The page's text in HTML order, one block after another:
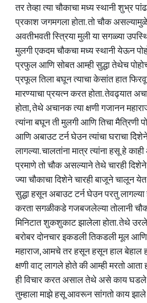
तर तेव्हा त्या चौकाचा मध्य स्थानी शुभ्र
प्रकाश जगमगला होता. तो चौक
अवतीभवती स्त्रिया मुली या सगळ्या
मुलगी एकदम चौकचा मध्य स्थानी येऊन
प्रफुल आणि सोबत आम्ही सुद्धा तेथेच
प्रफूल तिला बघून त्याचा केसांत हात
मारण्याचा प्रयत्न करत होता. तेवढ्यात
होता, तेथे अचानक त्या क्षणी गजानन
त्यांना बघून ती मुलगी आणि तिचा
आणि अबाउट टर्न घेउन त्यांचा घराचा
लागल्या. चालतांना मात्र त्यांना हसू हे
प्रमाणे तो चौक असल्याने तेथे चारही
ज्या चौकाचा दिशेने चारही बाजूने चालून येत
सुद्धा हसून अबाउट टर्न घेउन परतु
करता सगळीकडे गजबजलेल्या तोलानी
मिनिटात शुकशुकाट झालेला होता. तेथे
बरोबर दोनचार इकडली तिकडली मूल
महाराज, आमचे तर हसून हसून हाल बेहाल
क्षणी वाट् लागले होते की आम्ही मरतो
ही विचार करत असाल तेथे असे काय
तुम्हाला माझे हसू आवरून सांगतो काय